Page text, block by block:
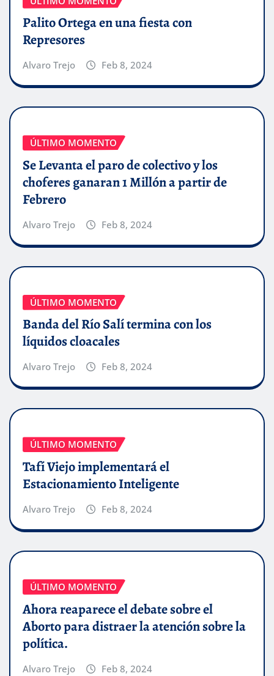
Palito Ortega en una fiesta con
Represores
Alvaro Trejo Feb 8, 2024
ÚLTIMO MOMENTO
Se Levanta el paro de colectivo y los
choferes ganaran 1 Millón a partir de
Febrero
Alvaro Trejo Feb 8, 2024
ÚLTIMO MOMENTO
Banda del Río Salí termina con los
líquidos cloacales
Alvaro Trejo Feb 8, 2024
ÚLTIMO MOMENTO
Tafí Viejo implementará el
Estacionamiento Inteligente
Alvaro Trejo Feb 8, 2024
ÚLTIMO MOMENTO
Ahora reaparece el debate sobre el
Aborto para distraer la atención sobre la
política.
Alvaro Trejo Feb 8, 2024